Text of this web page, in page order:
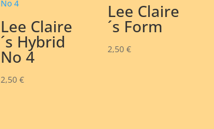
Lee Claire
´s Hybrid
No 4
2,50 €
Lee Claire
´s Form
2,50€